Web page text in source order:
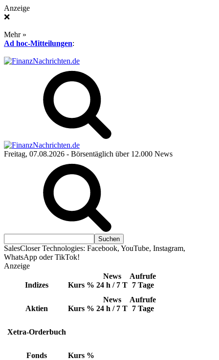
Anzeige
❌
Mehr »
Ad hoc-Mitteilungen:
Freitag, 07.08.2026 - Börsentäglich über 12.000 News
SalesCloser Technologies: Facebook, YouTube, Instagram,
WhatsApp oder TikTok!
Anzeige
Indizes Kurs %
News
24 h / 7 T
Aufrufe
7 Tage
Aktien Kurs %
News
24 h / 7 T
Aufrufe
7 Tage
Xetra-Orderbuch
Fonds Kurs %